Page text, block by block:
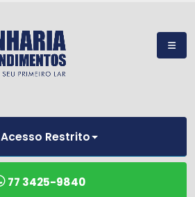
Acesso Restrito
77 3425-9840